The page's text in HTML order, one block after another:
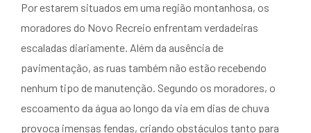
Por estarem situados em uma região montanhosa, os
moradores do Novo Recreio enfrentam verdadeiras
escaladas diariamente. Além da ausência de
pavimentação, as ruas também não estão recebendo
nenhum tipo de manutenção. Segundo os moradores, o
escoamento da água ao longo da via em dias de chuva
provoca imensas fendas, criando obstáculos tanto para